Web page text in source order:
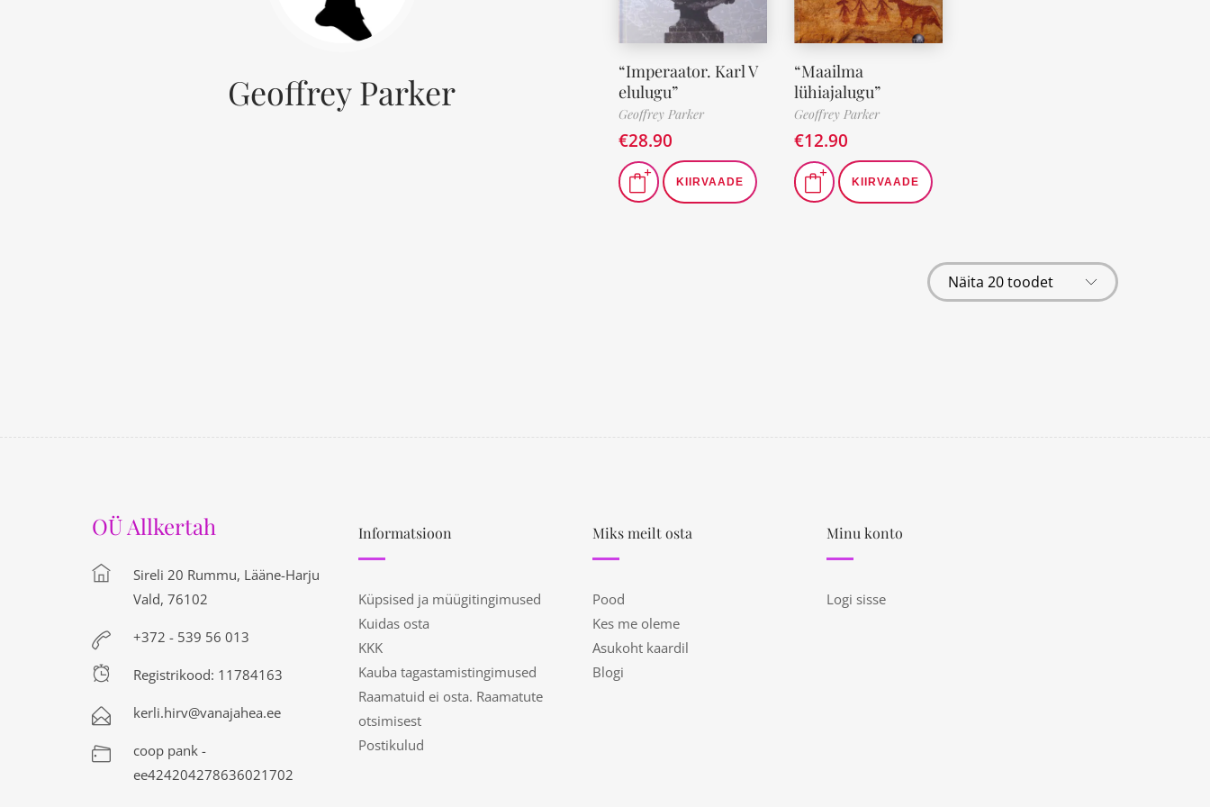
Geoffrey Parker
“Imperaator. Karl V
elulugu”
Geoffrey Parker
€28.90
KIIRVAADE
“Maailma
lühiajalugu”
Geoffrey Parker
€12.90
KIIRVAADE
OÜ Allkertah
Sireli 20 Rummu, Lääne-Harju
Vald, 76102
+372 - 539 56 013
Registrikood: 11784163
kerli.hirv@vanajahea.ee
coop pank -
ee424204278636021702
Informatsioon
Küpsised ja müügitingimused
Kuidas osta
KKK
Kauba tagastamistingimused
Raamatuid ei osta. Raamatute
otsimisest
Postikulud
Miks meilt osta
Pood
Kes me oleme
Asukoht kaardil
Blogi
Minu konto
Logi sisse